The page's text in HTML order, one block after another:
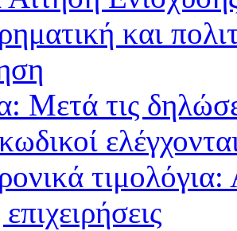
και
Μετά τις
τιμολόγια: